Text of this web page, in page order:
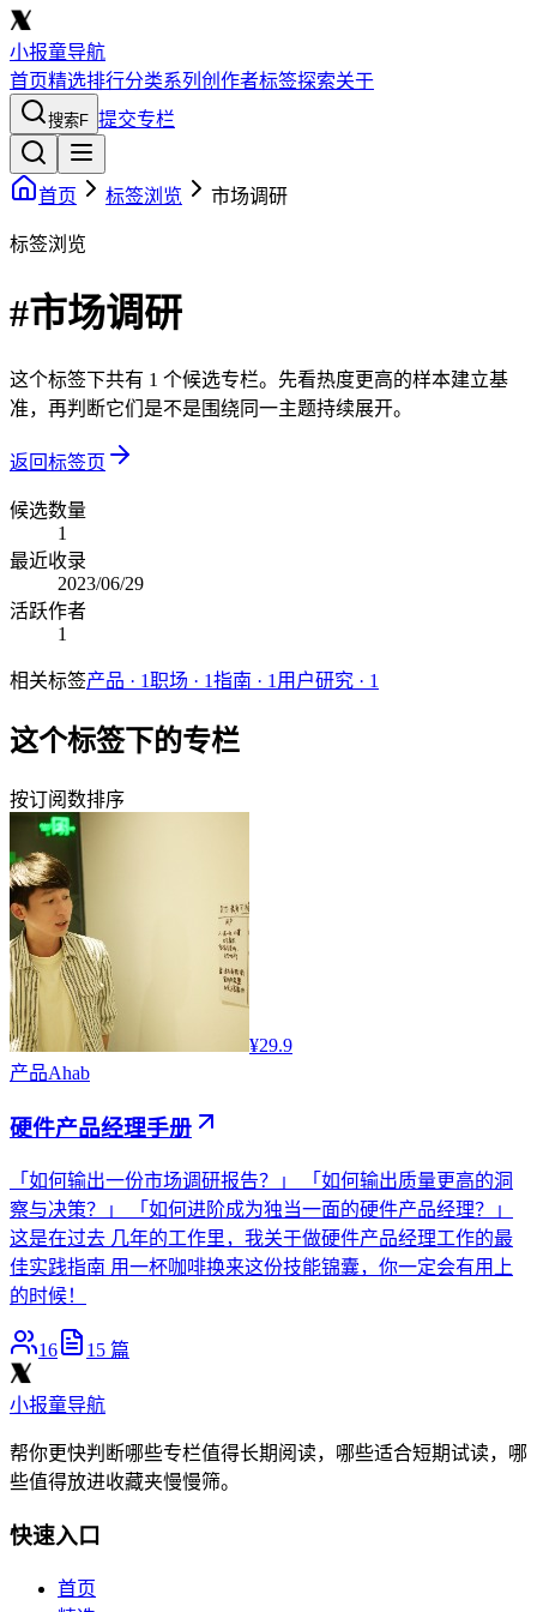
小报童导航
首页精选排行分类系列 创作者标签探索关于
搜索F 提交专栏
首页 标签浏览 市场调研
标签浏览
#市场调研
这个标签下共有 1 个候选专栏。先看热度更高的样本建立基
准，再判断它们是不是围绕同一主题持续展开。
返回标签页
候选数量
1
最近收录
2023/06/29
活跃作者
1
相关标签产品 · 1职场 · 1指南 · 1 用户研究 · 1
这个标签下的专栏
按订阅数排序
¥29.9
产品Ahab
硬件产品经理手册
「如何输出一份市场调研报告？」 「如何输出质量更高的洞
察与决策？」 「如何进阶成为独当一面的硬件产品经理？」
这是在过去 几年的工作里，我关于做硬件产品经理工作的最
佳实践指南 用一杯咖啡换来这份技能锦囊，你一定会有用上
的时候！
16 15 篇
小报童导航
帮你更快判断哪些专栏值得长期阅读，哪些适合短期试读，哪
些值得放进收藏夹慢慢筛。
快速入口
首页